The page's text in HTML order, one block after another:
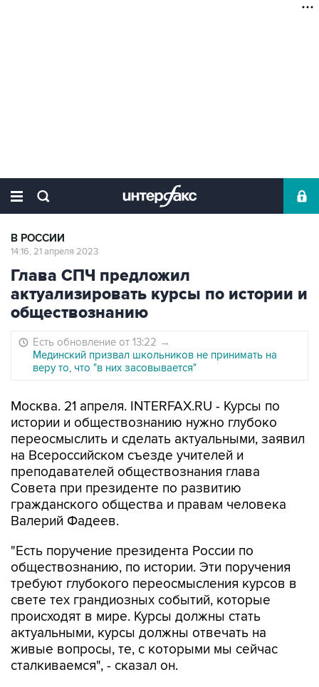
В РОССИИ
14:16, 21 апреля 2023
Глава СПЧ предложил
актуализировать курсы по истории и
обществознанию
Есть обновление от 13:22 →
Мединский призвал школьников не принимать на
веру то, что "в них засовывается"
Москва. 21 апреля. INTERFAX.RU - Курсы по
истории и обществознанию нужно глубоко
переосмыслить и сделать актуальными, заявил
на Всероссийском съезде учителей и
преподавателей обществознания глава
Совета при президенте по развитию
гражданского общества и правам человека
Валерий Фадеев.
"Есть поручение президента России по
обществознанию, по истории. Эти поручения
требуют глубокого переосмысления курсов в
свете тех грандиозных событий, которые
происходят в мире. Курсы должны стать
актуальными, курсы должны отвечать на
живые вопросы, те, с которыми мы сейчас
сталкиваемся", - сказал он.